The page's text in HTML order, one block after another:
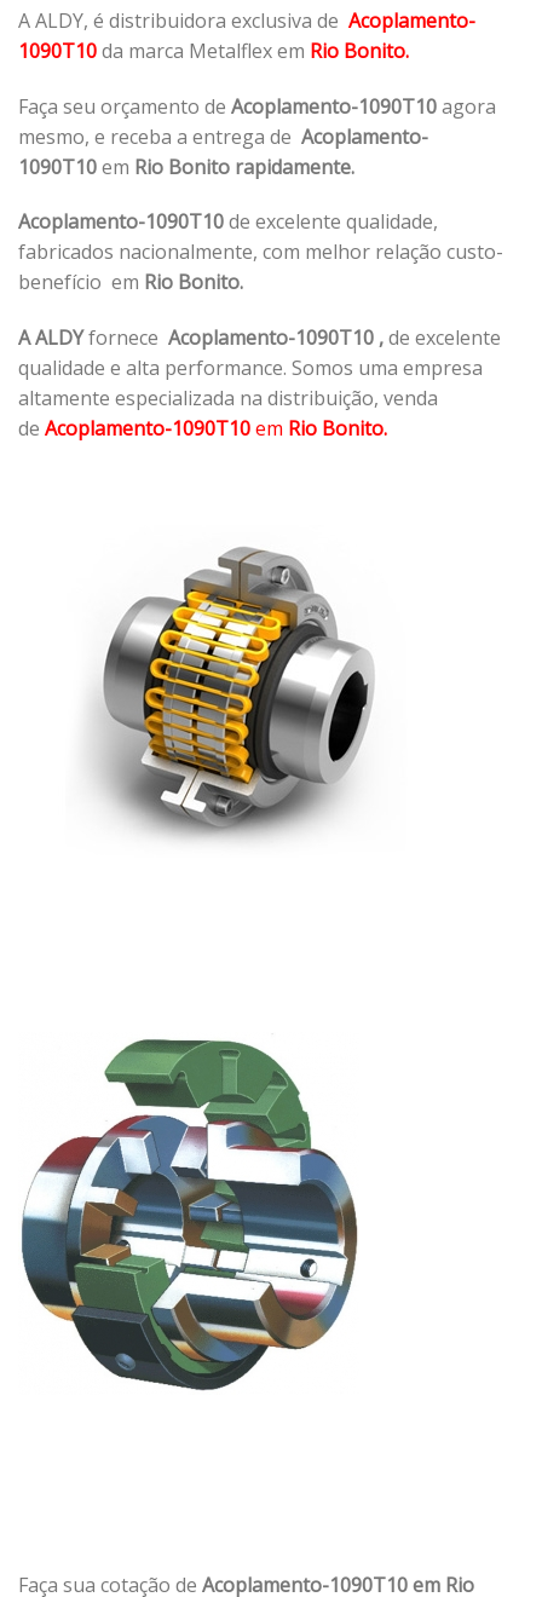
A ALDY, é distribuidora exclusiva de Acoplamento-
1090T10da marca Metalflex em Rio Bonito.
Faça seu orçamento de Acoplamento-1090T10agora
mesmo, e receba a entrega de Acoplamento-
1090T10em Rio Bonito rapidamente.
Acoplamento-1090T10de excelente qualidade,
fabricados nacionalmente, com melhor relação custo-
benefício em Rio Bonito.
A ALDYfornece Acoplamento-1090T10 ,de excelente
qualidade e alta performance. Somos uma empresa
altamente especializada na distribuição, venda
de Acoplamento-1090T10em Rio Bonito.
Faça sua cotação de Acoplamento-1090T10 em Rio